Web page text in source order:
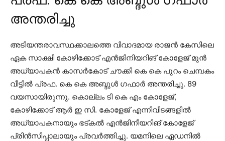
അന്തരിച്ചു
അടിയന്തരാവസ്ഥക്കാലത്തെ വിവാദമായ രാജന്‍ കേസിലെ
ഏക സാക്ഷി കോഴിക്കോട് എന്‍ജിനിയറിങ് കോളേജ് മുന്‍
അധ്യാപകന്‍ കാസര്‍കോട് ചൗക്കി കെ കെ പുറം ചെമ്പകം
വീട്ടില്‍ പ്രഫ. കെ കെ അബ്ദുള്‍ ഗഫാര്‍ അന്തരിച്ചു. 89
വയസായിരുന്നു. കൊല്ലം ടി കെ എം കോളേജ്,
കോഴിക്കോട് ആര്‍ ഇ സി. കോളേജ് എന്നിവിടങ്ങളില്‍
അധ്യാപകനായും ഭട്കല്‍ എന്‍ജിനീയറിങ് കോളേജ്
പ്രിന്‍സിപ്പാലായും പ്രവര്‍ത്തിച്ചു. യമനിലെ ഏഡനില്‍